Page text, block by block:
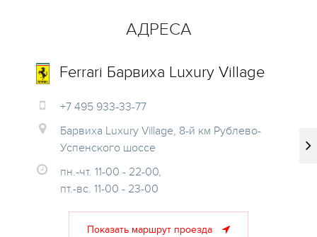
АДРЕСА
Ferrari Барвиха Luxury Village
+7 495 933-33-77
Барвиха Luxury Village, 8-й км Рублево-
Успенского шоссе
пн.-чт. 11-00 - 22-00,
пт.-вс. 11-00 - 23-00
Показать маршрут проезда